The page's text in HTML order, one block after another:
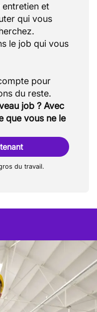
entretien et
qui vous
le job qui vous
pour
job ? Avec
que vous ne le
du travail.